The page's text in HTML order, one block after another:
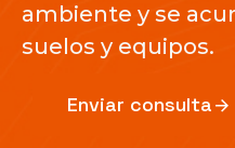
ambiente y se
suelos y equipos.
Enviar consulta